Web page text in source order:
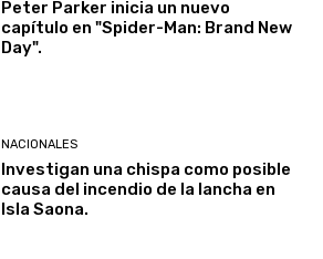
Peter Parker inicia un nuevo
capítulo en "Spider-Man: Brand New
Day".
NACIONALES
Investigan una chispa como posible
causa del incendio de la lancha en
Isla Saona.